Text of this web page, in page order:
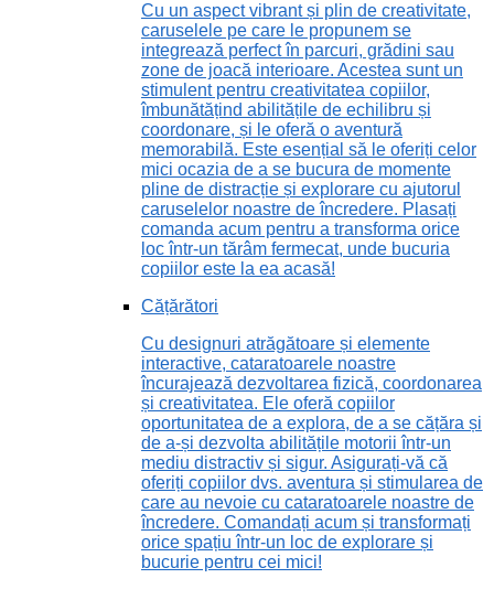
Cu un aspect vibrant și plin de creativitate,
caruselele pe care le propunem se
integrează perfect în parcuri, grădini sau
zone de joacă interioare. Acestea sunt un
stimulent pentru creativitatea copiilor,
îmbunătățind abilitățile de echilibru și
coordonare, și le oferă o aventură
memorabilă. Este esențial să le oferiți celor
mici ocazia de a se bucura de momente
pline de distracție și explorare cu ajutorul
caruselelor noastre de încredere. Plasați
comanda acum pentru a transforma orice
loc într-un tărâm fermecat, unde bucuria
copiilor este la ea acasă!
Cățărători
Cu designuri atrăgătoare și elemente
interactive, cataratoarele noastre
încurajează dezvoltarea fizică, coordonarea
și creativitatea. Ele oferă copiilor
oportunitatea de a explora, de a se cățăra și
de a-și dezvolta abilitățile motorii într-un
mediu distractiv și sigur. Asigurați-vă că
oferiți copiilor dvs. aventura și stimularea de
care au nevoie cu cataratoarele noastre de
încredere. Comandați acum și transformați
orice spațiu într-un loc de explorare și
bucurie pentru cei mici!